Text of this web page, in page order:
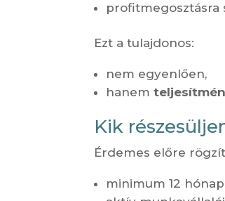
profitmegosztásra
Ezt a tulajdonos:
nem egyenlően,
hanem
Kik
Érdemes előre
minimum 12